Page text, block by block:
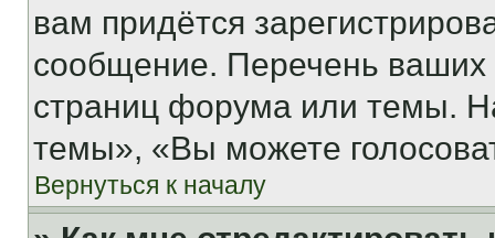
вам придётся
сообщение. Перечень ваших
страниц форума или темы.
темы», «Вы можете
Вернуться к началу